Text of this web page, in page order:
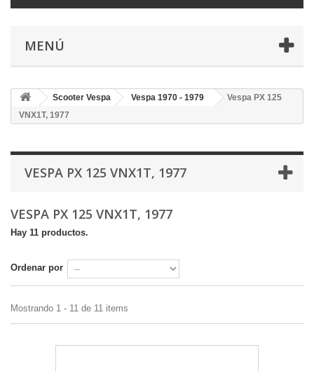
MENÚ
Scooter Vespa Vespa 1970 - 1979
Vespa PX 125
VNX1T, 1977
VESPA PX 125 VNX1T, 1977
VESPA PX 125 VNX1T, 1977
Hay 11 productos.
Ordenar por
Mostrando 1 - 11 de 11 items